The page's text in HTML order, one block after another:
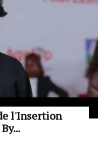
l'Insertion